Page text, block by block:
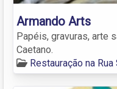
Armando Arts
Papéis, gravuras, arte
Caetano.
Restauração na Rua